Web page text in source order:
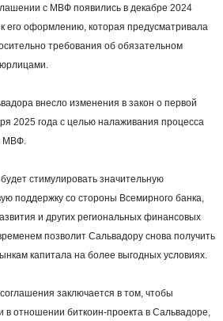
с МВФ появились в декабре 2024
к его оформлению, которая предусматривала
требования об обязательном
внесло изменения в закон о первой
2025 года с целью налаживания процесса
МВФ.
стимулировать значительную
поддержку со стороны Всемирного банка,
и других региональных финансовых
позволит Сальвадору снова получить
капитала на более выгодных условиях.
заключается в том, чтобы
в отношении биткоин-проекта в Сальвадоре,